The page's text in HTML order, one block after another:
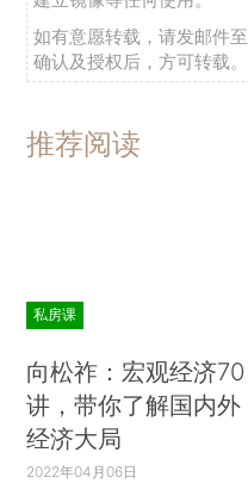
如有意愿转载，请发邮件至
确认及授权后，方可转载。
推荐阅读
私房课
向松祚：宏观经济70
讲，带你了解国内外
经济大局
2022年04月06日